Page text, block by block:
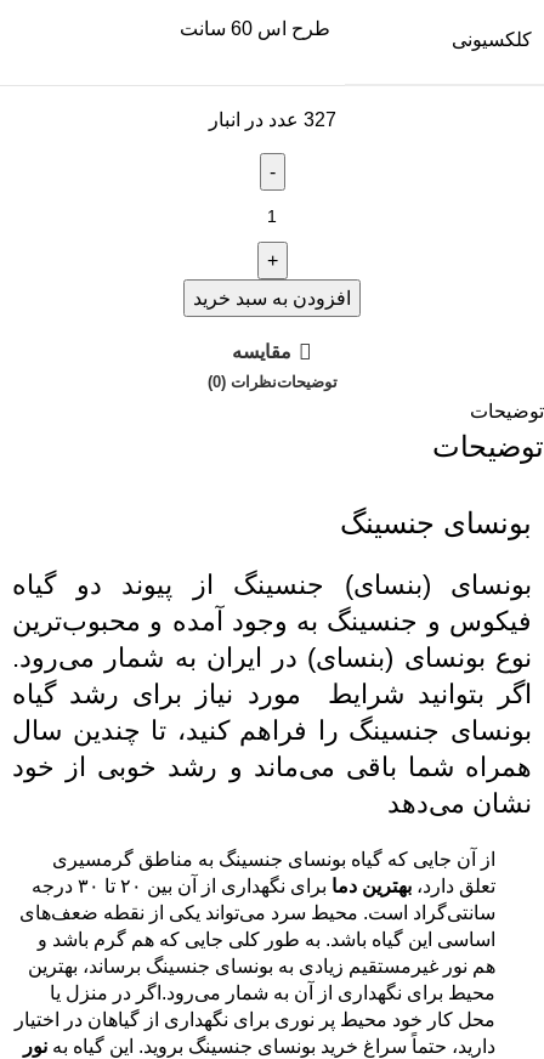
کلکسیونی
طرح اس 60 سانت
327 عدد در انبار
افزودن به سبد خرید
مقایسه
توضیحاتنظرات (0)
توضیحات
توضیحات
بونسای جنسینگ
بونسای (بنسای) جنسینگ از پیوند دو گیاه
فیکوس و جنسینگ به وجود آمده و محبوب‌ترین
نوع بونسای (بنسای) در ایران به شمار می‌رود.
اگر بتوانید شرایط مورد نیاز برای رشد گیاه
بونسای جنسینگ را فراهم کنید، تا چندین سال
همراه شما باقی می‌ماند و رشد خوبی از خود
نشان می‌دهد
از آن جایی که گیاه بونسای جنسینگ به مناطق گرمسیری
تعلق دارد، بهترین دما
برای نگهداری از آن بین ۲۰ تا ۳۰ درجه
سانتی‌گراد است. محیط سرد می‌تواند یکی از نقطه ضعف‌های
اساسی این گیاه باشد. به طور کلی جایی که هم گرم باشد و
هم نور غیرمستقیم زیادی به بونسای جنسینگ برساند، بهترین
محیط برای نگهداری از آن به شمار می‌رود.اگر در منزل یا
محل کار خود محیط پر نوری برای نگهداری از گیاهان در اختیار
دارید، حتماً سراغ خرید بونسای جنسینگ بروید. این گیاه به نور